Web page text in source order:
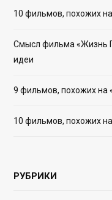
10 фильмов, похожих
Смысл фильма «Жизнь
идеи
9 фильмов, похожих на
10 фильмов, похожих
РУБРИКИ